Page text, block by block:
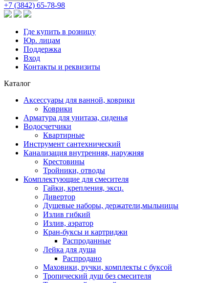
+7 (3842) 65-78-98
Где купить в розницу
Юр. лицам
Поддержка
Вход
Контакты и реквизиты
Каталог
Аксессуары для ванной, коврики
Коврики
Арматура для унитаза, сиденья
Водосчетчики
Квартирные
Инструмент сантехнический
Канализация внутренняя, наружняя
Крестовины
Тройники, отводы
Комплектующие для смесителя
Гайки, крепления, эксц.
Дивертор
Душевые наборы, держатели,мыльницы
Излив гибкий
Излив, аэратор
Кран-буксы и картриджи
Распроданные
Лейка для душа
Распродано
Маховики, ручки, комплекты с буксой
Тропический душ без смесителя